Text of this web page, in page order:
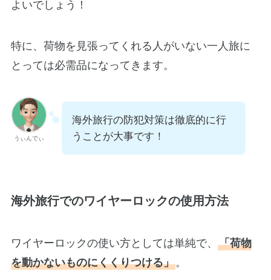
よいでしょう！
特に、荷物を見張ってくれる人がいない一人旅に
とっては必需品になってきます。
うぃんでぃ
海外旅行の防犯対策は徹底的に行
うことが大事です！
海外旅行でのワイヤーロックの使用方法
ワイヤーロックの使い方としては単純で、 「荷物
を動かないものにくくりつける」。